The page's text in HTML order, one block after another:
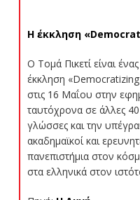
Η έκκληση
Ο Τομά Πικετί είναι
έκκληση
στις 16 Μαΐου στην
ταυτόχρονα σε άλλες
γλώσσες και την
ακαδημαϊκοί και
πανεπιστήμια στον
στα ελληνικά στον